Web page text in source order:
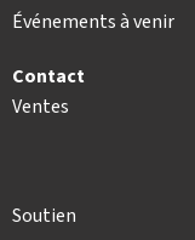
Événements à venir
Contact
Ventes
Soutien